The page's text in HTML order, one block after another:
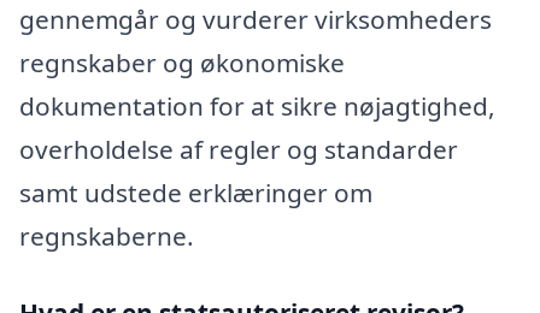
gennemgår og vurderer virksomheders
regnskaber og økonomiske
dokumentation for at sikre nøjagtighed,
overholdelse af regler og standarder
samt udstede erklæringer om
regnskaberne.